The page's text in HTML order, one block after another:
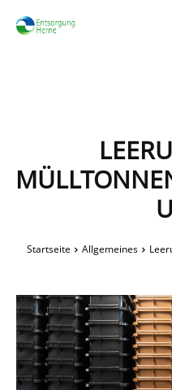
Startseite Allgemeines